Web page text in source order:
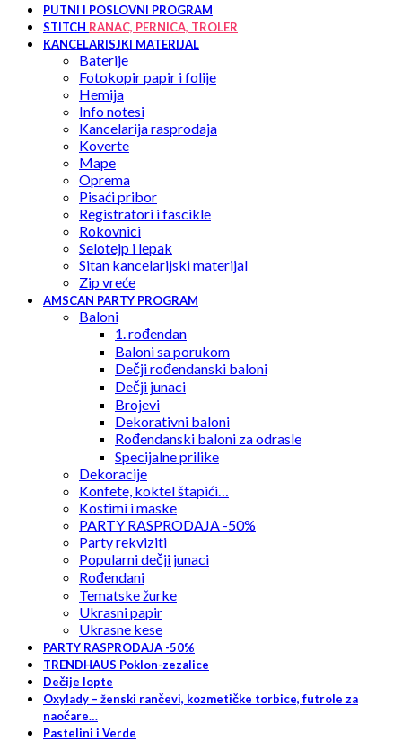
PUTNI I POSLOVNI PROGRAM
STITCH RANAC, PERNICA, TROLER
KANCELARISJKI MATERIJAL
Baterije
Fotokopir papir i folije
Hemija
Info notesi
Kancelarija rasprodaja
Koverte
Mape
Oprema
Pisaći pribor
Registratori i fascikle
Rokovnici
Selotejp i lepak
Sitan kancelarijski materijal
Zip vreće
AMSCAN PARTY PROGRAM
Baloni
1. rođendan
Baloni sa porukom
Dečji rođendanski baloni
Dečji junaci
Brojevi
Dekorativni baloni
Rođendanski baloni za odrasle
Specijalne prilike
Dekoracije
Konfete, koktel štapići…
Kostimi i maske
PARTY RASPRODAJA -50%
Party rekviziti
Popularni dečji junaci
Rođendani
Tematske žurke
Ukrasni papir
Ukrasne kese
PARTY RASPRODAJA -50%
TRENDHAUS Poklon-zezalice
Dečije lopte
Oxylady – ženski rančevi, kozmetičke torbice, futrole za
naočare…
Pastelini i Verde